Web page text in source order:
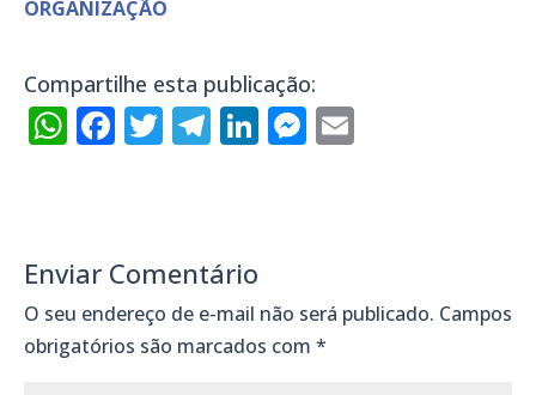
ORGANIZAÇÃO
Compartilhe esta publicação:
WhatsApp
Facebook
Twitter
Telegram
LinkedIn
Messenger
Enviar Comentário
O seu endereço de e-mail não será publicado. Campos
obrigatórios são marcados com *